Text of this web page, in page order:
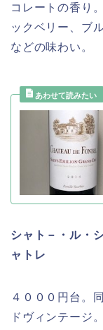
コレートの香り
ックベリー、ブ
などの味わい。
シャト－・ル・
ャトレ
４０００円台。
ドヴィンテージ